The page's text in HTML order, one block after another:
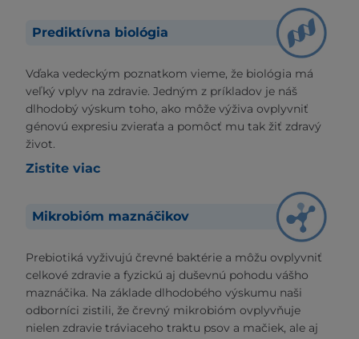
Prediktívna biológia
Vďaka vedeckým poznatkom vieme, že biológia má
veľký vplyv na zdravie. Jedným z príkladov je náš
dlhodobý výskum toho, ako môže výživa ovplyvniť
génovú expresiu zvieraťa a pomôcť mu tak žiť zdravý
život.
Zistite viac
Mikrobióm maznáčikov
Prebiotiká vyživujú črevné baktérie a môžu ovplyvniť
celkové zdravie a fyzickú aj duševnú pohodu vášho
maznáčika. Na základe dlhodobého výskumu naši
odborníci zistili, že črevný mikrobióm ovplyvňuje
nielen zdravie tráviaceho traktu psov a mačiek, ale aj